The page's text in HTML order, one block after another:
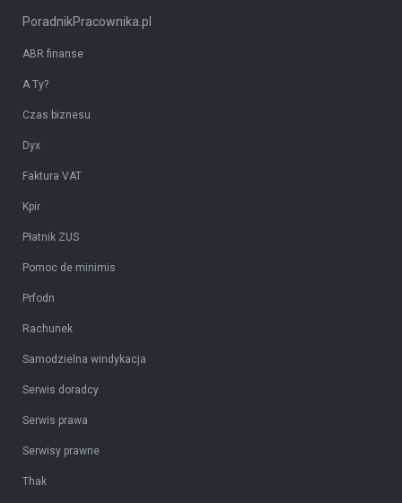
PoradnikPracownika.pl
ABR finanse
A Ty?
Czas biznesu
Dyx
Faktura VAT
Kpir
Płatnik ZUS
Pomoc de minimis
Prfodn
Rachunek
Samodzielna windykacja
Serwis doradcy
Serwis prawa
Serwisy prawne
Thak